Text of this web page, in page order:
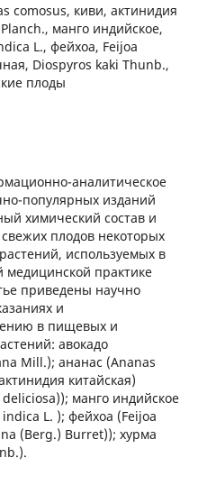
comosus, киви, актинидия
манго индийское,
L., фейхоа, Feijoa
Diospyros kaki Тhunb.,
плоды
аналитическое
популярных изданий
химический состав и
плодов некоторых
используемых в
практике
приведены научно
и
в пищевых и
авокадо
Mill.); ананас (Ananas
китайская)
манго индийское
L. ); фейхоа (Feijoa
(Berg.) Burret)); хурма